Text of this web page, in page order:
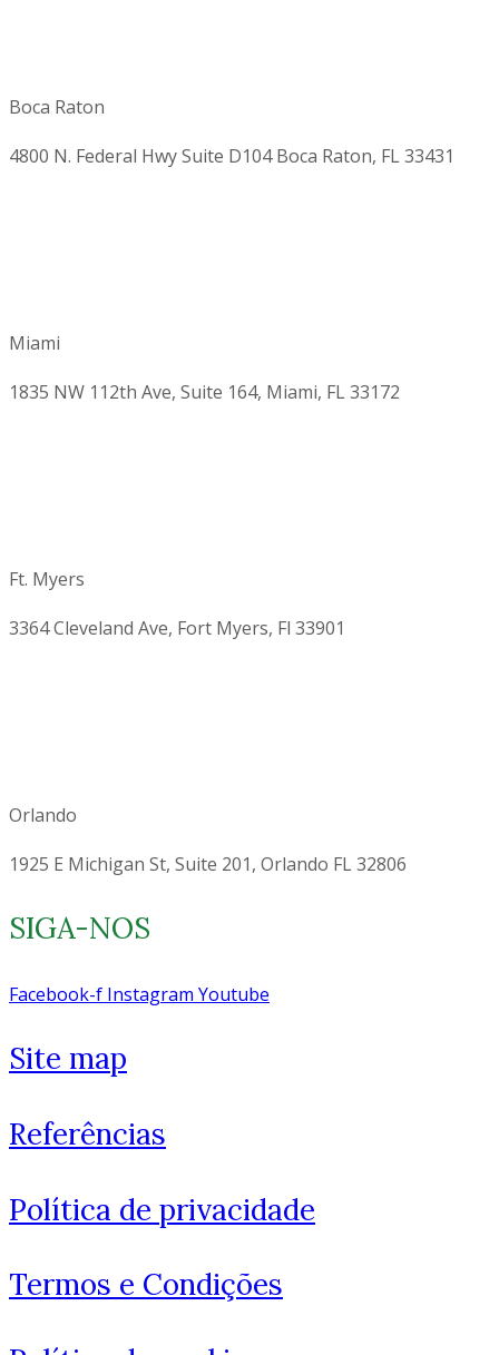
Boca Raton
4800 N. Federal Hwy Suite D104 Boca Raton, FL 33431
Miami
1835 NW 112th Ave, Suite 164, Miami, FL 33172
Ft. Myers
3364 Cleveland Ave, Fort Myers, Fl 33901
Orlando
1925 E Michigan St, Suite 201, Orlando FL 32806
SIGA-NOS
Facebook-f Instagram Youtube
Site map
Referências
Política de privacidade
Termos e Condições